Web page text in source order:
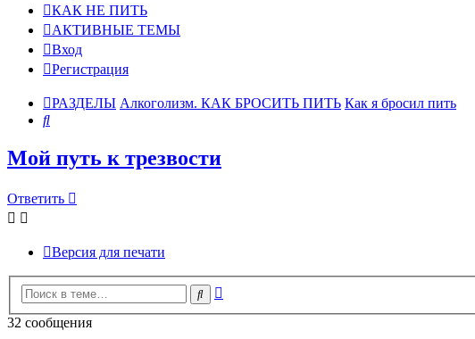
КАК НЕ ПИТЬ
АКТИВНЫЕ ТЕМЫ
Вход
Регистрация
РАЗДЕЛЫ Алкоголизм. КАК БРОСИТЬ ПИТЬ Как я бросил пить
Поиск
Мой путь к трезвости
Ответить
Версия для печати
Поиск
32 сообщения